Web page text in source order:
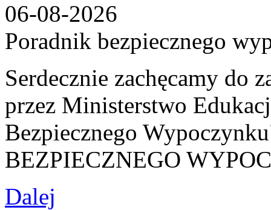
06-08-2026
Poradnik bezpiecznego
Serdecznie zachęcamy do
przez Ministerstwo
Bezpiecznego
BEZPIECZNEGO
Dalej